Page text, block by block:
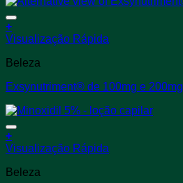
podem
ser
escolhidas
na
do
produto
+
Este
tem
variantes.
opções
podem
ser
escolhidas
página
Visualização Rápida
Beleza
Exsynutriment® de 100mg e 200mg
+
Este
tem
Visualização Rápida
Beleza